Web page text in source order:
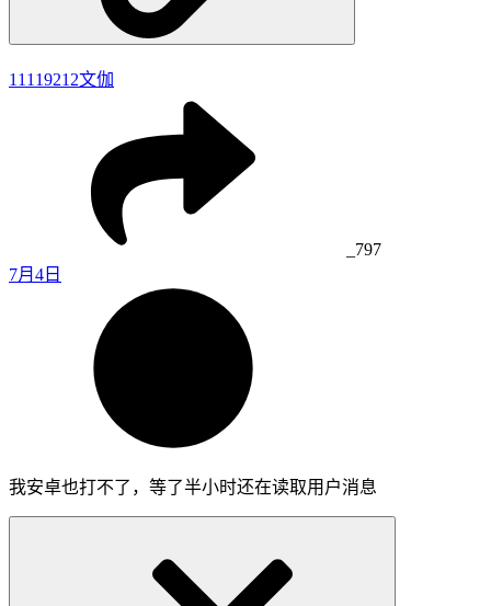
11119212文伽
_797
7月4日
我安卓也打不了，等了半小时还在读取用户消息